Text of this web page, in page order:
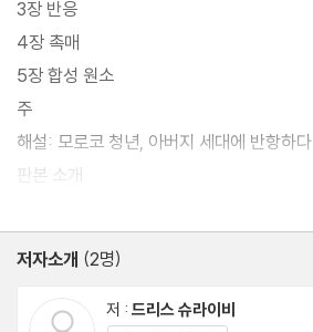
3장 반응
4장 촉매
5장 합성 원소
주
해설: 모로코 청년, 아버지 세대에 반항하다
판본 소개
저자소개 (2명)
저 : 드리스 슈라이비